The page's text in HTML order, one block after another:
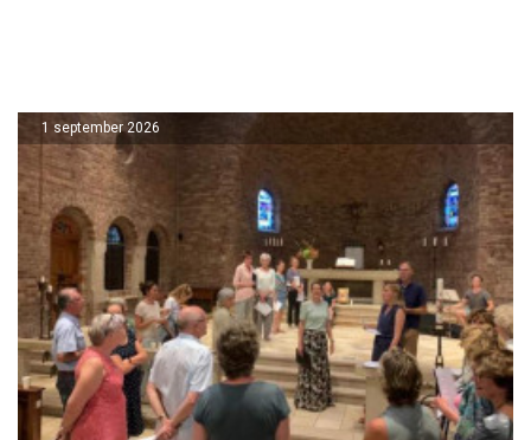
1 september 2026